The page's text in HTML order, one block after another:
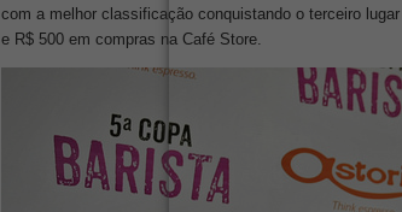
com a melhor classificação conquistando o terceiro
e R$ 500 em compras na Café Store.